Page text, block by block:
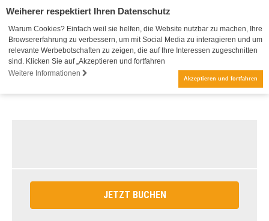
Weiherer respektiert Ihren Datenschutz
Warum Cookies? Einfach weil sie helfen, die Website nutzbar zu machen, Ihre
Browsererfahrung zu verbessern, um mit Social Media zu interagieren und um
relevante Werbebotschaften zu zeigen, die auf Ihre Interessen zugeschnitten
sind. Klicken Sie auf „Akzeptieren und fortfahren
Weitere Informationen
Akzeptieren und fortfahren
JETZT BUCHEN